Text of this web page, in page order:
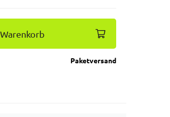
Paketversand